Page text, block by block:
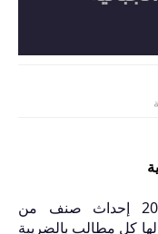
تم بموجب قانون المالية لسنة 2022 إحداث صنف من
كل مطالب بالضريبة